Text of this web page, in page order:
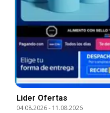
Lider Ofertas
04.08.2026- 11.08.2026